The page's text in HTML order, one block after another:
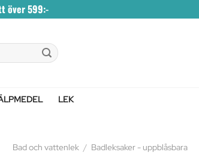
över 599:-
LEK
Bad och vattenlek / Badleksaker - uppblåsbara